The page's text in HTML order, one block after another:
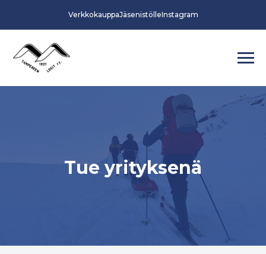
VerkkokauppaJäsenistölleInstagram
Tue yrityksenä